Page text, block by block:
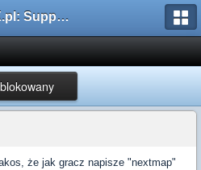
AMXX.pl: Support AMX Mod X i SourceMod
że jak gracz napisze "nextmap"